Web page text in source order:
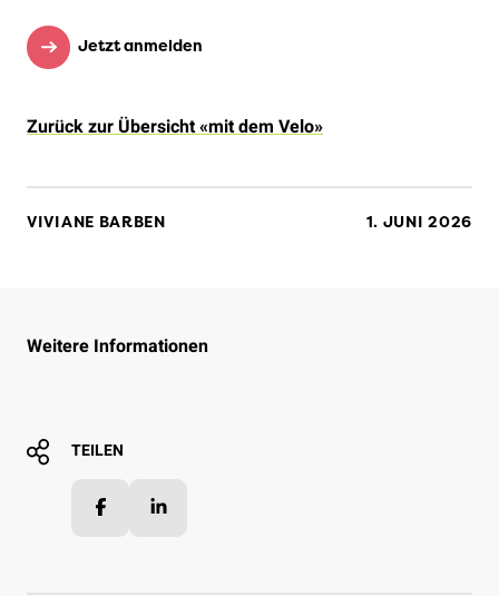
Jetzt anmelden
Zurück zur Übersicht «mit dem Velo»
VIVIANE BARBEN 1. JUNI 2026
Weitere Informationen
TEILEN
Facebook